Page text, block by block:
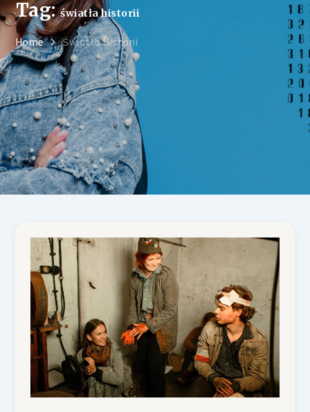
Tag:światła historii
Home Światła Historii